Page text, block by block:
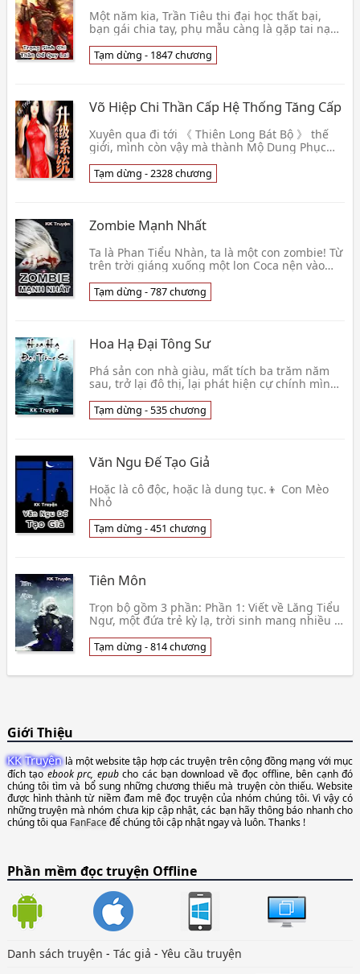
Một năm kia, Trần Tiêu thi đại học thất bại,
bạn gái chia tay, phụ mẫu càng là gặp tai nạn
hắn 👦 Mã Giáp Thiên Vạn
Tạm dừng - 1847 chương
Võ Hiệp Chi Thần Cấp Hệ Thống Tăng Cấp
Xuyên qua đi tới 《 Thiên Long Bát Bộ 》 thế
giới, mình còn vậy mà thành Mộ Dung Phục
quan hệ, 👦 Đại Thiên Tuổi
Tạm dừng - 2328 chương
Zombie Mạnh Nhất
Ta là Phan Tiểu Nhàn, ta là một con zombie! Từ
trên trời giáng xuống một lon Coca nện vào
tiết k👦 Vương Bào
Tạm dừng - 787 chương
Hoa Hạ Đại Tông Sư
Phá sản con nhà giàu, mất tích ba trăm năm
sau, trở lại đô thị, lại phát hiện cự chính mình
👦 Âu Dương Ngọc Thanh
Tạm dừng - 535 chương
Văn Ngu Đế Tạo Giả
Hoặc là cô độc, hoặc là dung tục.👦 Con Mèo
Nhỏ
Tạm dừng - 451 chương
Tiên Môn
Trọn bộ gồm 3 phần: Phần 1: Viết về Lăng Tiểu
Ngư, một đứa trẻ kỳ lạ, trời sinh mang nhiều bí
b👦 Tà Nguyệt Lâu Chủ
Tạm dừng - 814 chương
Giới Thiệu
KK Truyệnlà một website tập hợp các truyện trên cộng đồng mạng với mục
đích tạoebook prc, epubcho các bạn download về đọc offline, bên cạnh đó
chúng tôi tìm và bổ sung những chương thiếu mà truyện còn thiếu. Website
được hình thành từ niềm đam mê đọc truyện của nhóm chúng tôi. Vì vậy có
những truyện mà nhóm chưa kịp cập nhật, các bạn hãy thông báo nhanh cho
chúng tôi qua FanFaceđể chúng tôi cập nhật ngay và luôn. Thanks !
Phần mềm đọc truyện Offline
Danh sách truyện - Tác giả - Yêu cầu truyện